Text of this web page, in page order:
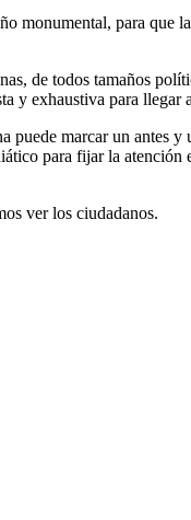
monumental, para
de todos tamaños
y exhaustiva para llegar
puede marcar un antes
para fijar la
ver los ciudadanos.